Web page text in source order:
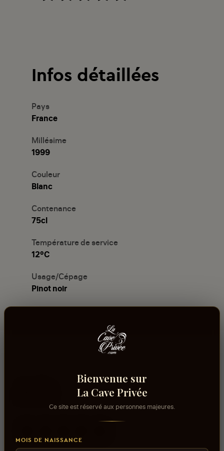
Infos détaillées
Pays
France
Millésime
1999
Couleur
Blanc
Contenance
75cl
Température de service
12°C
Usage/Cépage
Pinot noir
Bienvenue sur
La Cave Privée
Ce site est réservé aux personnes majeures.
MOIS DE NAISSANCE